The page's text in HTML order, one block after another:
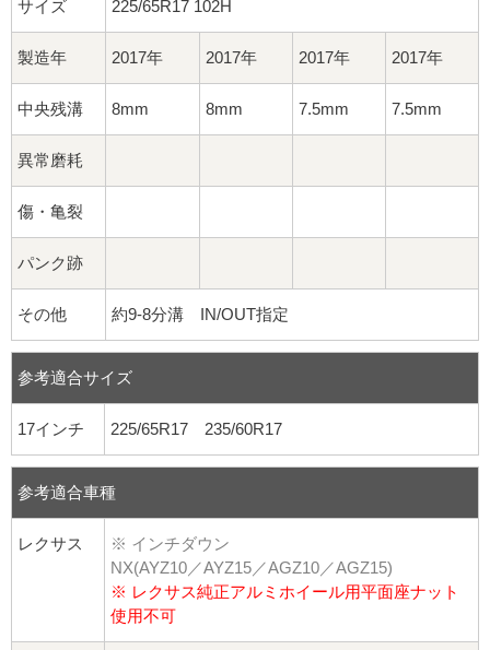
スチール鉄ホイール
持ち込み交換工賃
サイズ 225/65R17 102H
製造年 2017年 2017年 2017年 2017年
中央残溝 8mm 8mm 7.5mm 7.5mm
異常磨耗
傷・亀裂
パンク跡
その他 約9-8分溝 IN/OUT指定
参考適合サイズ
17インチ 225/65R17 235/60R17
参考適合車種
レクサス
※ インチダウン
NX(AYZ10／AYZ15／AGZ10／AGZ15)
※ レクサス純正アルミホイール用平面座ナット
使用不可